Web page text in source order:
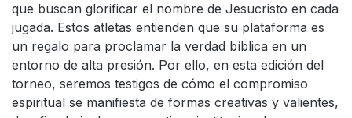
que buscan glorificar el nombre de Jesucristo en cada
jugada. Estos atletas entienden que su plataforma es
un regalo para proclamar la verdad bíblica en un
entorno de alta presión. Por ello, en esta edición del
torneo, seremos testigos de cómo el compromiso
espiritual se manifiesta de formas creativas y valientes,